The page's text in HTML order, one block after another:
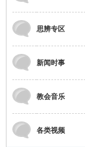
思辨专区
新闻时事
教会音乐
各类视频